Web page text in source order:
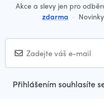
Akce a slevy jen pro
zdarma ·
Přihlášením souhlasíte